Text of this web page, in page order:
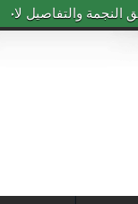
والتفاصيل لاحقاً